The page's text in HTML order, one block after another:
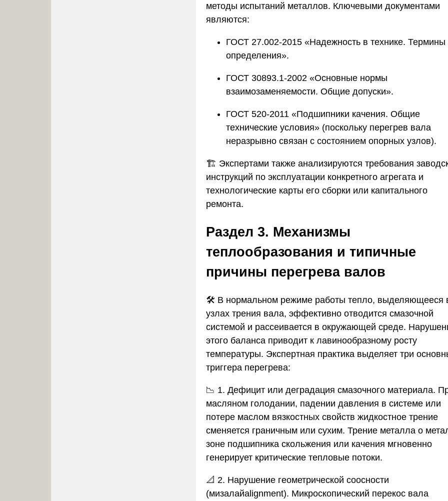
методы испытаний металлов. Ключевыми документами
являются:
ГОСТ 27.002-2015 «Надежность в технике. Термины
определения».
ГОСТ 30893.1-2002 «Основные нормы
взаимозаменяемости. Общие допуски».
ГОСТ 520-2011 «Подшипники качения. Общие
технические условия» (поскольку перегрев вала
неразрывно связан с состоянием опорных узлов).
🏗️ Экспертами также анализируются требования
инструкций по эксплуатации конкретного агрегата и
технологические карты его сборки или капитального
ремонта.
Раздел 3. Механизмы
теплообразования и типичные
причины перегрева валов
🛠️ В нормальном режиме работы тепло, выделяющееся
узлах трения вала, эффективно отводится смазочной
системой и рассеивается в окружающей среде.
этого баланса приводит к лавинообразному росту
температуры. Экспертная практика выделяет три
триггера перегрева:
📉 1. Дефицит или деградация смазочного материала.
масляном голодании, падении давления в системе или
потере маслом вязкостных свойств жидкостное трение
сменяется граничным или сухим. Трение металла о
зоне подшипника скольжения или качения мгновенно
генерирует критические тепловые потоки.
📐 2. Нарушение геометрической соосности
(мизалайalignment). Микроскопический перекос вала